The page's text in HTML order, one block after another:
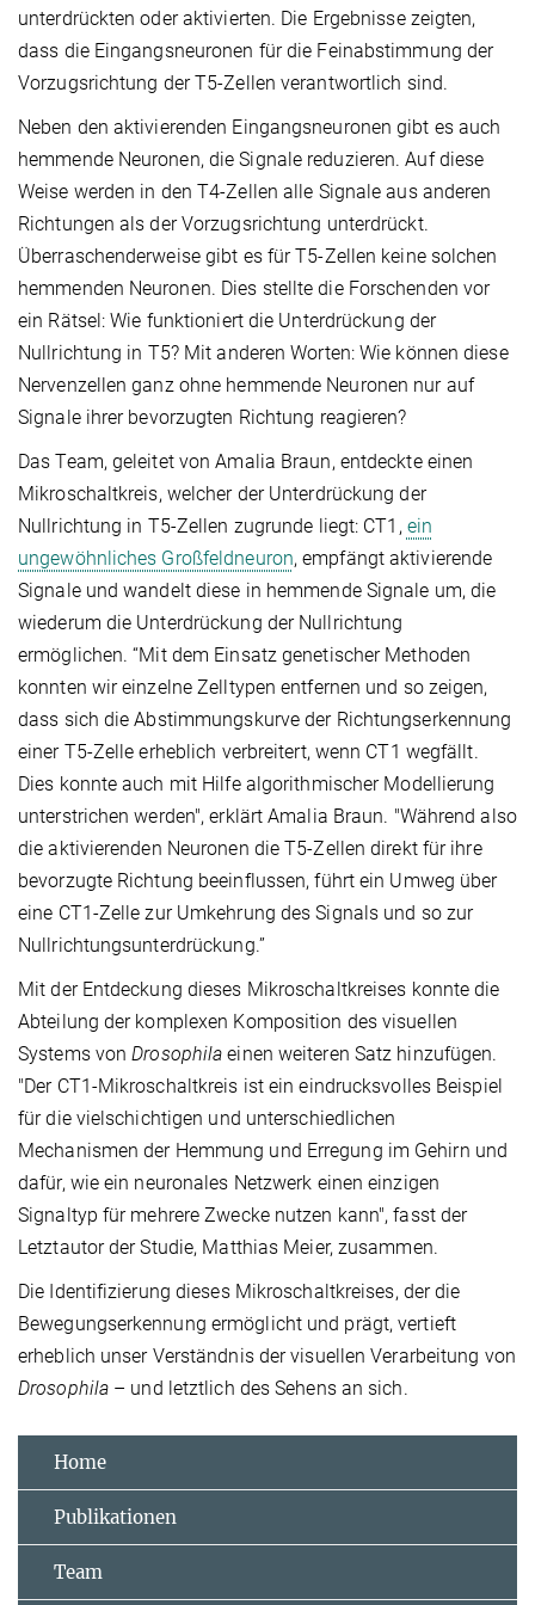
unterdrückten oder aktivierten. Die Ergebnisse zeigten,
dass die Eingangsneuronen für die Feinabstimmung der
Vorzugsrichtung der T5-Zellen verantwortlich sind.
Neben den aktivierenden Eingangsneuronen gibt es auch
hemmende Neuronen, die Signale reduzieren. Auf diese
Weise werden in den T4-Zellen alle Signale aus anderen
Richtungen als der Vorzugsrichtung unterdrückt.
Überraschenderweise gibt es für T5-Zellen keine solchen
hemmenden Neuronen. Dies stellte die Forschenden vor
ein Rätsel: Wie funktioniert die Unterdrückung der
Nullrichtung in T5? Mit anderen Worten: Wie können diese
Nervenzellen ganz ohne hemmende Neuronen nur auf
Signale ihrer bevorzugten Richtung reagieren?
Das Team, geleitet von Amalia Braun, entdeckte einen
Mikroschaltkreis, welcher der Unterdrückung der
Nullrichtung in T5-Zellen zugrunde liegt: CT1, ein
ungewöhnliches Großfeldneuron, empfängt aktivierende
Signale und wandelt diese in hemmende Signale um, die
wiederum die Unterdrückung der Nullrichtung
ermöglichen. “Mit dem Einsatz genetischer Methoden
konnten wir einzelne Zelltypen entfernen und so zeigen,
dass sich die Abstimmungskurve der Richtungserkennung
einer T5-Zelle erheblich verbreitert, wenn CT1 wegfällt.
Dies konnte auch mit Hilfe algorithmischer Modellierung
unterstrichen werden", erklärt Amalia Braun. "Während also
die aktivierenden Neuronen die T5-Zellen direkt für ihre
bevorzugte Richtung beeinflussen, führt ein Umweg über
eine CT1-Zelle zur Umkehrung des Signals und so zur
Nullrichtungsunterdrückung.”
Mit der Entdeckung dieses Mikroschaltkreises konnte die
Abteilung der komplexen Komposition des visuellen
Systems vonDrosophila einen weiteren Satz hinzufügen.
"Der CT1-Mikroschaltkreis ist ein eindrucksvolles Beispiel
für die vielschichtigen und unterschiedlichen
Mechanismen der Hemmung und Erregung im Gehirn und
dafür, wie ein neuronales Netzwerk einen einzigen
Signaltyp für mehrere Zwecke nutzen kann", fasst der
Letztautor der Studie, Matthias Meier, zusammen.
Die Identifizierung dieses Mikroschaltkreises, der die
Bewegungserkennung ermöglicht und prägt, vertieft
erheblich unser Verständnis der visuellen Verarbeitung von
Drosophila – und letztlich des Sehens an sich.
Home
Publikationen
Team